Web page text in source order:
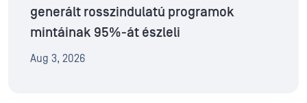
generált rosszindulatú programok
mintáinak 95%-át észleli
Aug 3, 2026